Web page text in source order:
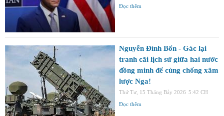
Đọc thêm
Nguyễn Đình Bổn - Gác lại
tranh cãi lịch sử giữa hai nước
đồng minh để cùng chống xâm
lược Nga!
Thứ Tư, 15 Tháng Bảy 2026 5:42 CH
Đọc thêm